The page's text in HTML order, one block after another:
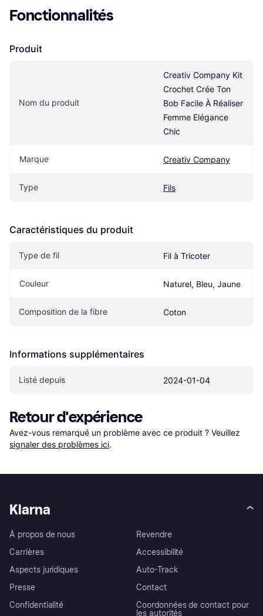
Fonctionnalités
Produit
Nom du produit
Creativ Company Kit
Crochet Crée Ton
Bob Facile À Réaliser
Femme Elégance
Chic
Marque Creativ Company
Type Fils
Caractéristiques du produit
Type de fil Fil à Tricoter
Couleur Naturel, Bleu, Jaune
Composition de la fibre Coton
Informations supplémentaires
Listé depuis 2024-01-04
Retour d'expérience
Avez-vous remarqué un problème avec ce produit ? Veuillez
signaler des problèmes ici.
Klarna
À propos de nous
Carrières
Aspects juridiques
Presse
Confidentialité
Revendre
Accessibilité
Auto-Track
Contact
Coordonnées de contact pour
les autorités